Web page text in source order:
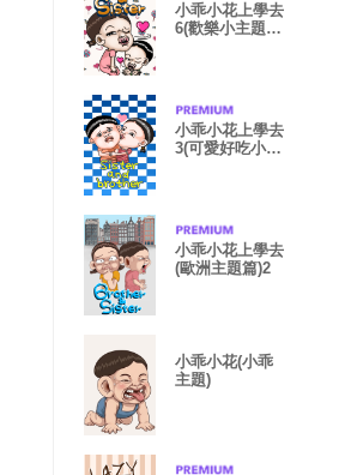
小乖小花上學去
6(歡樂小主題
小乖小花上學去
3(可愛好吃小主
小乖小花上學去
(歐洲主題篇)2
小乖小花(小乖
主題)